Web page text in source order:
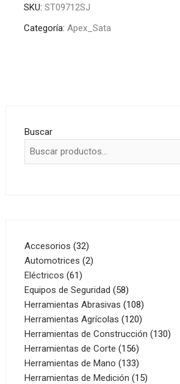
SKU: ST09712SJ
Categoría: Apex_Sata
Buscar
Accesorios 3232
productos
Automotrices 22
Eléctricos 6161
productos
Equipos de Seguridad 5858
productos
Herramientas Abrasivas 108108
productos
Herramientas Agrícolas 120120
productos
Herramientas de Construcción 130130
Herramientas de Corte 156156
productos
Herramientas de Mano 133133
productos
Herramientas de Medición 1515